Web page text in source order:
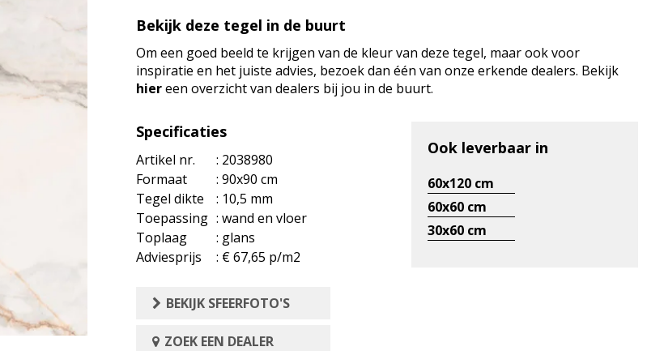
Bekijk deze tegel in de buurt
Om een goed beeld te krijgen van de kleur van deze tegel, maar ook voor
inspiratie en het juiste advies, bezoek dan één van onze erkende dealers. Bekijk
hiereen overzicht van dealers bij jou in de buurt.
Specificaties
Artikel nr.
: 2038980
Formaat
: 90x90 cm
Tegel dikte
: 10,5 mm
Toepassing : wand en vloer
Toplaag
: glans
Adviesprijs
: € 67,65 p/m2
BEKIJK SFEERFOTO'S
ZOEK EEN DEALER
Ook leverbaar in
60x120 cm
60x60 cm
30x60 cm